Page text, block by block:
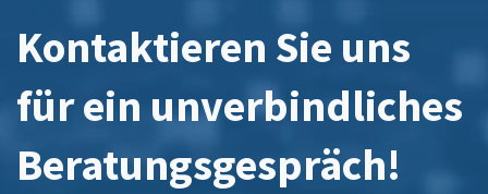
Kontaktieren Sie uns
für ein unverbindliches
Beratungsgespräch!